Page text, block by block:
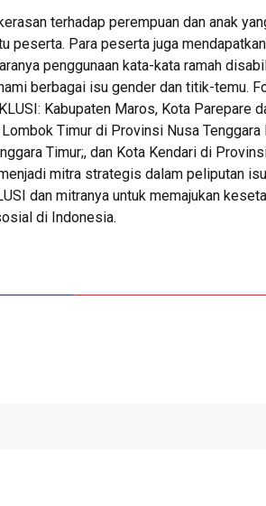
terhadap perempuan dan anak
peserta. Para peserta juga
penggunaan kata-kata ramah
berbagai isu gender dan titik-temu.
Kabupaten Maros, Kota Parepare
Timur di Provinsi Nusa
Timur;, dan Kota Kendari di
mitra strategis dalam peliputan
dan mitranya untuk memajukan
di Indonesia.